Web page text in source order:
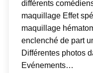
différents
maquillage Effet
maquillage
enclenché de part
Différentes photos
Evénements…